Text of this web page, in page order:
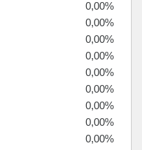
0,00%
0,00%
0,00%
0,00%
0,00%
0,00%
0,00%
0,00%
0,00%